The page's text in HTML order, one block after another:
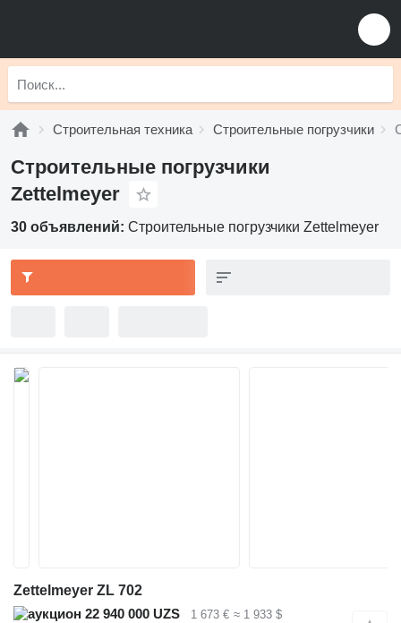
Строительная техника Строительные погрузчики
Строительные погрузчики
Zettelmeyer
30 объявлений: Строительные погрузчики Zettelmeyer
Zettelmeyer ZL 702
22 940 000 UZS
1 673 € ≈ 1 933 $